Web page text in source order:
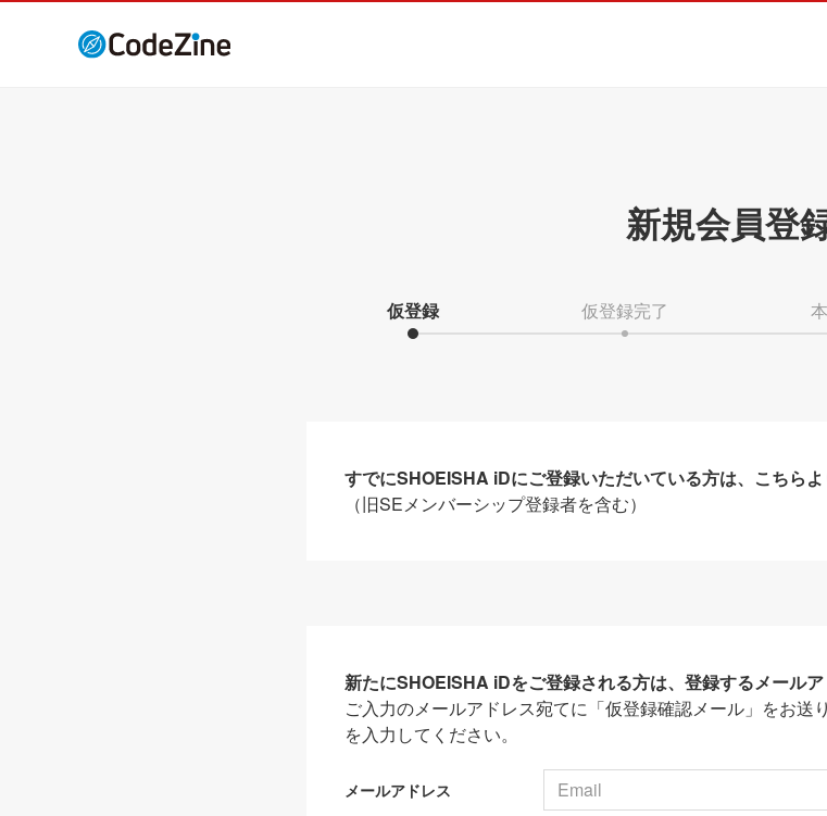
新規会員登
仮登録 仮登録完了
すでにSHOEISHA iDにご登録いただいている方は、こちらよ
（旧SEメンバーシップ登録者を含む）
新たにSHOEISHA iDをご登録される方は、登録するメールア
ご入力のメールアドレス宛てに「仮登録確認メール」をお送
を入力してください。
メールアドレス